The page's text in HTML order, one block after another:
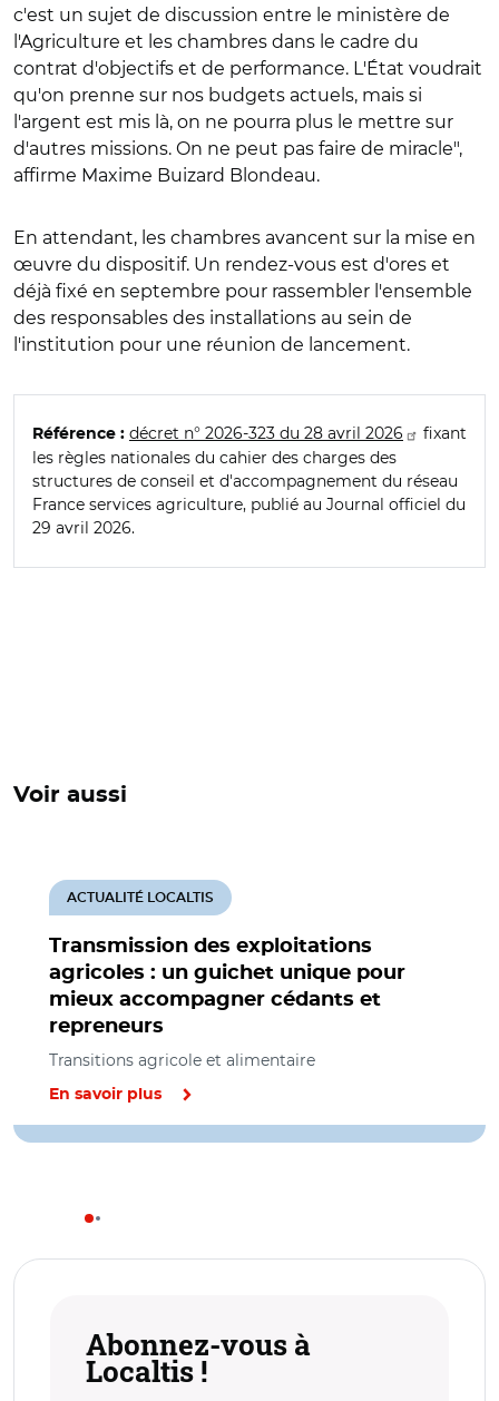
c'est un sujet de discussion entre le ministère de
l'Agriculture et les chambres dans le cadre du
contrat d'objectifs et de performance. L'État voudrait
qu'on prenne sur nos budgets actuels, mais si
l'argent est mis là, on ne pourra plus le mettre sur
d'autres missions. On ne peut pas faire de miracle",
affirme Maxime Buizard Blondeau.
En attendant, les chambres avancent sur la mise en
œuvre du dispositif. Un rendez-vous est d'ores et
déjà fixé en septembre pour rassembler l'ensemble
des responsables des installations au sein de
l'institution pour une réunion de lancement.
Référence : décret n° 2026-323 du 28 avril 2026
fixant
les règles nationales du cahier des charges des
structures de conseil et d'accompagnement du réseau
France services agriculture, publié au Journal officiel du
29 avril 2026.
Voir aussi
Transmission des exploitations
agricoles : un guichet unique pour
mieux accompagner cédants et
repreneurs
ACTUALITÉ LOCALTIS
Transitions agricole et alimentaire
En savoir plus
Abonnez-vous à
Localtis !